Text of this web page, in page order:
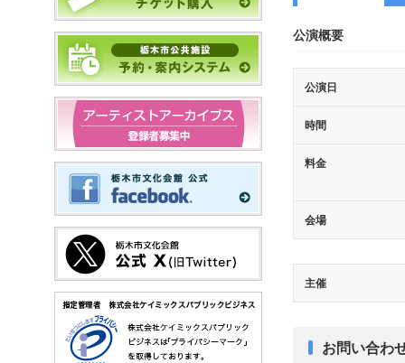
公演概要
公演日
時間
料金
会場
主催
お問い合わ